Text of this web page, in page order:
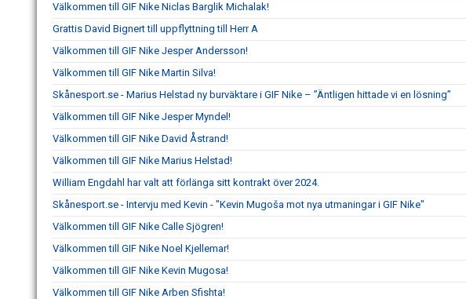
Välkommen till GIF Nike Niclas Barglik Michalak!
Grattis David Bignert till uppflyttning till Herr A
Välkommen till GIF Nike Jesper Andersson!
Välkommen till GIF Nike Martin Silva!
Skånesport.se - Marius Helstad ny burväktare i GIF Nike – ”Äntligen hittade vi en lösning”
Välkommen till GIF Nike Jesper Myndel!
Välkommen till GIF Nike David Åstrand!
Välkommen till GIF Nike Marius Helstad!
William Engdahl har valt att förlänga sitt kontrakt över 2024.
Skånesport.se - Intervju med Kevin - "Kevin Mugoša mot nya utmaningar i GIF Nike"
Välkommen till GIF Nike Calle Sjögren!
Välkommen till GIF Nike Noel Kjellemar!
Välkommen till GIF Nike Kevin Mugosa!
Välkommen till GIF Nike Arben Sfishta!